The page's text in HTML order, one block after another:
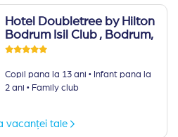
Hotel Doubletree by Hilton
Bodrum Isil Club , Bodrum,
Copil pana la 13 ani ·Infant pana la
2 ani ·Family club
vacanței tale